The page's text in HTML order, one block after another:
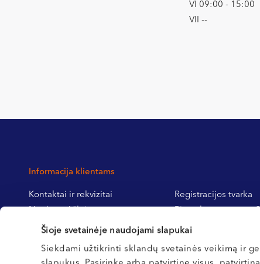
Šioje svetainėje naudojami slapukai
Siekdami užtikrinti sklandų svetainės veikimą ir
VI 09:00 - 15:00
VII --
Informacija klientams
Kontaktai ir rekvizitai
Northway Klaipėda
Northway Kaunas
Registracijos tvarka
Pasiruošimas